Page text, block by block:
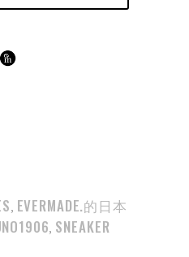
, EVERMADE.的日本
, SNEAKER